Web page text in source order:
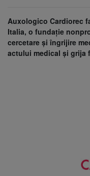
Auxologico Cardiorec
Italia, o fundație
cercetare și îngrijire
actului medical și grija